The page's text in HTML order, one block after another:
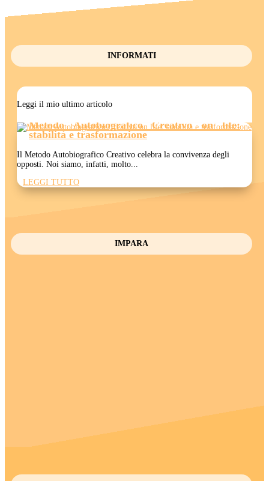
INFORMATI
Leggi il mio ultimo articolo
Metodo Autobiografico Creativo on life:
stabilità e trasformazione
Il Metodo Autobiografico Creativo celebra la convivenza degli
opposti. Noi siamo, infatti, molto...
LEGGI TUTTO
IMPARA